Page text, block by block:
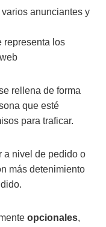
anunciantes y
representa los
rellena de forma
que esté
para traficar.
a nivel de pedido o
más detenimiento
opcionales,